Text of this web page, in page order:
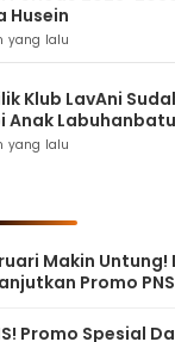
Husein
yang lalu
Klub LavAni
Anak
yang lalu
Makin
Promo
Promo Spesial